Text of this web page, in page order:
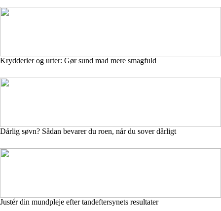
Krydderier og urter: Gør sund mad mere smagfuld
Dårlig søvn? Sådan bevarer du roen, når du sover dårligt
Justér din mundpleje efter tandeftersynets resultater